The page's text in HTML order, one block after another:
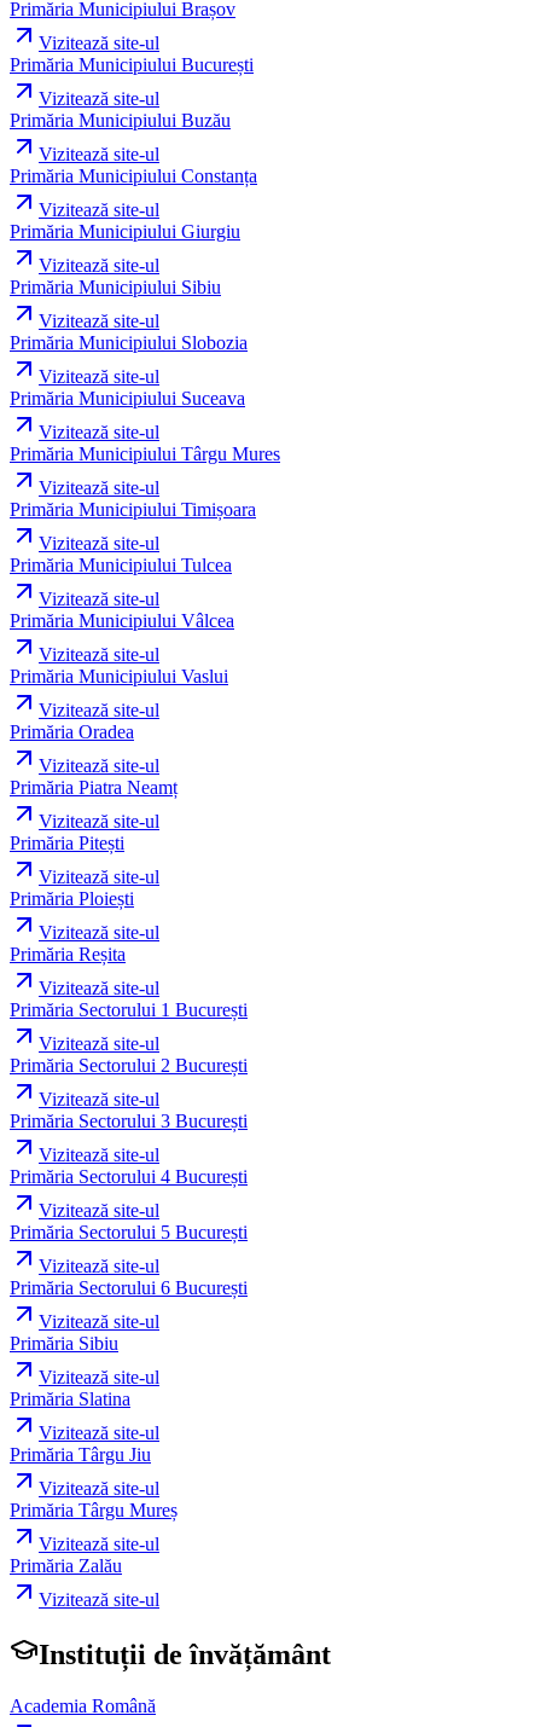
Primăria Municipiului Brașov
Vizitează site-ul
Primăria Municipiului București
Vizitează site-ul
Primăria Municipiului Buzău
Vizitează site-ul
Primăria Municipiului Constanța
Vizitează site-ul
Primăria Municipiului Giurgiu
Vizitează site-ul
Primăria Municipiului Sibiu
Vizitează site-ul
Primăria Municipiului Slobozia
Vizitează site-ul
Primăria Municipiului Suceava
Vizitează site-ul
Primăria Municipiului Târgu Mures
Vizitează site-ul
Primăria Municipiului Timișoara
Vizitează site-ul
Primăria Municipiului Tulcea
Vizitează site-ul
Primăria Municipiului Vâlcea
Vizitează site-ul
Primăria Municipiului Vaslui
Vizitează site-ul
Primăria Oradea
Vizitează site-ul
Primăria Piatra Neamț
Vizitează site-ul
Primăria Pitești
Vizitează site-ul
Primăria Ploiești
Vizitează site-ul
Primăria Reșita
Vizitează site-ul
Primăria Sectorului 1 București
Vizitează site-ul
Primăria Sectorului 2 București
Vizitează site-ul
Primăria Sectorului 3 București
Vizitează site-ul
Primăria Sectorului 4 București
Vizitează site-ul
Primăria Sectorului 5 București
Vizitează site-ul
Primăria Sectorului 6 București
Vizitează site-ul
Primăria Sibiu
Vizitează site-ul
Primăria Slatina
Vizitează site-ul
Primăria Târgu Jiu
Vizitează site-ul
Primăria Târgu Mureș
Vizitează site-ul
Primăria Zalău
Vizitează site-ul
Instituții de învățământ
Academia Română